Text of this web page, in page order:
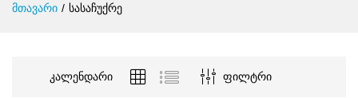
მთავარი / სასაჩუქრე
კალენდარი ფილტრი